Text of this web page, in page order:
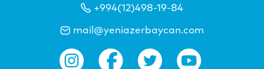
+994(12)498-19-84
mail@yeniazerbaycan.com